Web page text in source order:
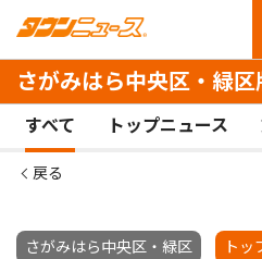
さがみはら中央区・緑区
すべて トップニュース
戻る
さがみはら中央区・緑区 トッ